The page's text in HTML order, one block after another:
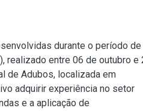
durante o período de
realizado entre 06 de outubro e
de Adubos, localizada em
adquirir experiência no setor
e a aplicação de